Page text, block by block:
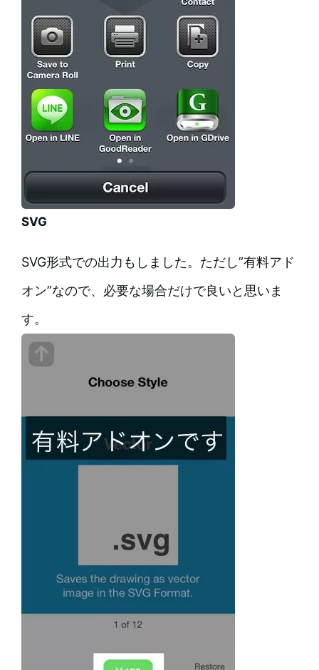
SVG
SVG形式での出力もしました。ただし”有料アド
オン”なので、必要な場合だけで良いと思いま
す。